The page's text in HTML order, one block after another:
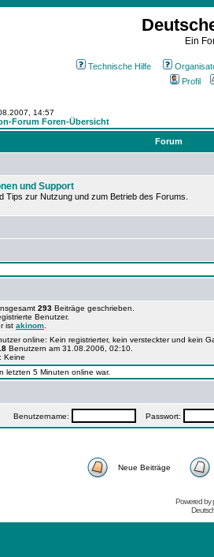
Ein
Technische Hilfe
Profil
14:57
Forum Foren-Übersicht
Forum
und Support
Tips zur Nutzung und zum Betrieb des Forums.
293 Beiträge geschrieben.
Benutzer.
ist akinom
online: Kein registrierter, kein versteckter und kein
Benutzern am 31.08.2006, 02:10.
Keine
letzten 5 Minuten online war.
Benutzername: Passwort:
Neue Beiträge
Powered by